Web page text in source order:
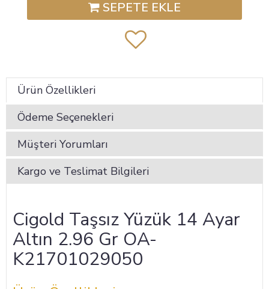
SEPETE EKLE
Ürün Özellikleri
Ödeme Seçenekleri
Müşteri Yorumları
Kargo ve Teslimat Bilgileri
Cigold Taşsız Yüzük 14 Ayar
Altın 2.96 Gr OA-
K21701029050